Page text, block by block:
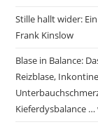
Stille hallt wider:
Frank Kinslow
Blase in Balance:
Reizblase,
Kieferdysbalance